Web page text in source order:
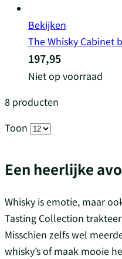
Bekijken
The Whisky Cabinet
197,95
Niet op voorraad
8 producten
Toon
Een heerlijke
Whisky is emotie, maar
Tasting Collection
Misschien zelfs wel
whisky’s of maak mooie